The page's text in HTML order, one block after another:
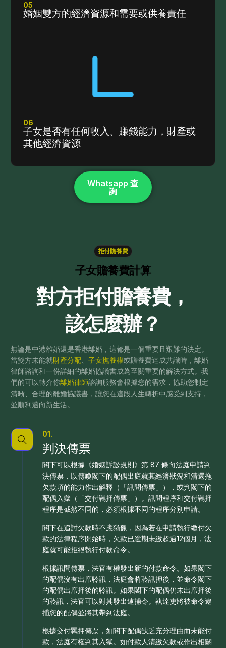
05
婚姻雙方的經濟資源和需要或供養責任
06
子女是否有任何收入、賺錢能力，財產或
其他經濟資源
Whatsapp 查
詢
拒付贍養費
子女贍養費計算
對方拒付贍養費，
該怎麼辦？
無論是中港離婚還是香港離婚，這都是一個重要且艱難的決定。
當雙方未能就財產分配 、子女撫養權或贍養費達成共識時，離婚
律師諮詢和一份詳細的離婚協議書成為至關重要的解決方式。我
們的可以轉介你離婚律師諮詢服務會根據您的需求，協助您制定
清晰、合理的離婚協議書，讓您在這段人生轉折中感受到支持，
並順利邁向新生活。
01.
判決傳票
閣下可以根據《婚姻訴訟規則》第 87 條向法庭申請判
決傳票，以傳喚閣下的配偶出庭就其經濟狀況和清還拖
欠款項的能力作出解釋（「訊問傳票」），或判閣下的
配偶入獄（「交付羈押傳票」）。訊問程序和交付羈押
程序是截然不同的，必須根據不同的程序分別申請。
閣下在追討欠款時不應猶豫，因為若在申請執行繳付欠
款的法律程序開始時，欠款已逾期未繳超過12個月，法
庭就可能拒絕執行付款命令。
根據訊問傳票，法官有權發出新的付款命令。如果閣下
的配偶沒有出席聆訊，法庭會將聆訊押後，並命令閣下
的配偶出席押後的聆訊。如果閣下的配偶仍未出席押後
的聆訊，法官可以對其發出逮捕令。執達吏將被命令逮
捕您的配偶並將其帶到法庭。
根據交付羈押傳票，如閣下配偶缺乏充分理由而未能付
款，法庭有權判其入獄。如付款人清繳欠款或作出相關